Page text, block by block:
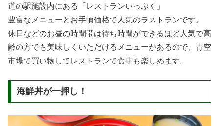
道の駅施設内にある「レストランいっぷく」
豊富なメニューとお手頃価格で人気のラストランです。
休日などのお昼の時間帯は待ち時間ができるほど人気で高
齢の方でも美味しくいただけるメニューがあるので、青空
市場で買い物してレストランで食事も楽しめます。
海鮮丼が一押し！